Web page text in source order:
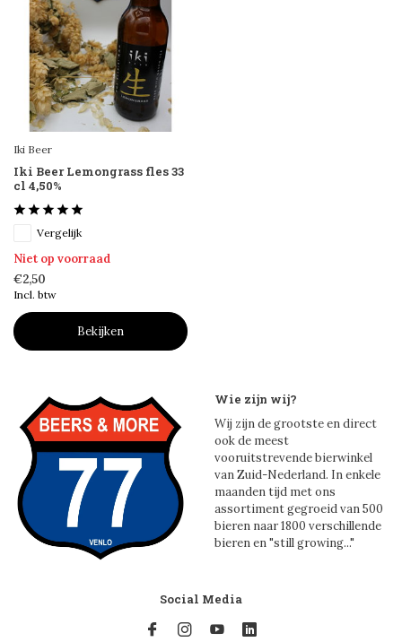
Iki Beer
Iki Beer Lemongrass fles 33
cl 4,50%
Vergelijk
Niet op voorraad
€2,50
Incl. btw
Bekijken
Wie zijn wij?
Wij zijn de grootste en direct
ook de meest
vooruitstrevende bierwinkel
van Zuid-Nederland. In enkele
maanden tijd met ons
assortiment gegroeid van 500
bieren naar 1800 verschillende
bieren en "still growing..."
Social Media